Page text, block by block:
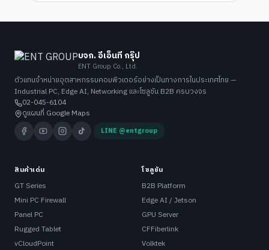
บจก. อีเอ็นที กรุ๊ป
ENT Group Co., Ltd.
ตัวแทนจำหน่ายอุตสาหกรรมคอมพิวเตอร์อย่างเป็นทางการในประเทศไทย —
Industrial PC, Edge AI, Networking และโซลูชัน B2B ครบวงจร
02-045-6104
ดูแผนที่ Google Maps
LINE @entgroup
สินค้าเด่น
GT Series
Mini PC Firewall
Panel PC
Rugged Tablet
vCloudPoint
โซลูชัน
B2B Platform
Edge AI / Jetson
GPU Server
CFFiberlink
Volktek